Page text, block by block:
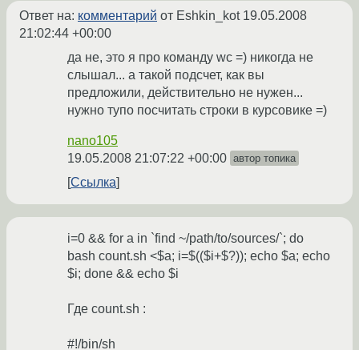
Ответ на: комментарий от Eshkin_kot 19.05.2008
21:02:44 +00:00
да не, это я про команду wc =) никогда не
слышал... а такой подсчет, как вы
предложили, действительно не нужен...
нужно тупо посчитать строки в курсовике =)
nano105
19.05.2008 21:07:22 +00:00 автор топика
Ссылка
i=0 && for a in `find ~/path/to/sources/`; do
bash count.sh <$a; i=$(($i+$?)); echo $a; echo
$i; done && echo $i
Где count.sh :
#!/bin/sh